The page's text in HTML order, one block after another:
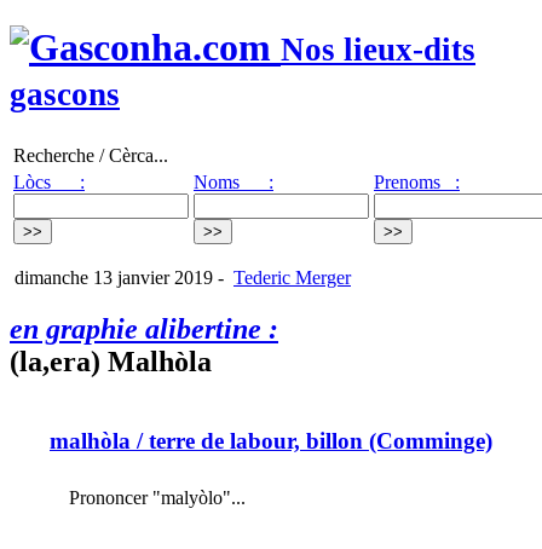
Nos lieux-dits
gascons
Recherche / Cèrca...
Lòcs :
Noms : Prenoms :
dimanche 13 janvier 2019 - Tederic Merger
en graphie alibertine :
(la,era) Malhòla
malhòla / terre de labour, billon (Comminge)
Prononcer "malyòlo"...